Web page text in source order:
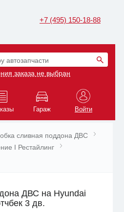
+7 (495) 150-18-88
автозапчасти
заказа не выбран
Гараж Войти
сливная поддона ДВС
I Рестайлинг
ДВС на Hyundai
3 дв.